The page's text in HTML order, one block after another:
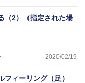
ライセンス・JFA公認フ
FC VIGORE 監督
センス・日本サッカー
（2）（指定された場
2020/02/19
ィーリング（足）